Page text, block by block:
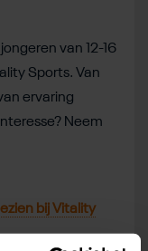
van 12-16
Sports. Van
ervaring
Neem
bij Vitality